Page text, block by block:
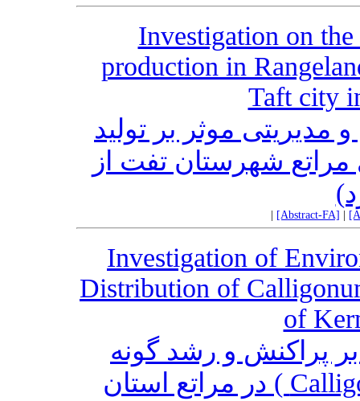
Investigation on
production in
Taft city
موثر بر تولید
شهرستان تفت از
[Abstract-FA]
Investigation of
Distribution of
of
پراکنش و رشد گونه
اسکنبیل کرمانی(Calligonum bungei ) در مراتع استان